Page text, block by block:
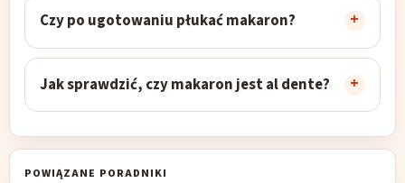
Czy po ugotowaniu płukać makaron?
Jak sprawdzić, czy makaron jest al dente?
POWIĄZANE PORADNIKI